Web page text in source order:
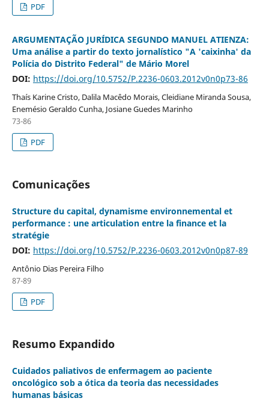
PDF
ARGUMENTAÇÃO JURÍDICA SEGUNDO MANUEL ATIENZA:
Uma análise a partir do texto jornalístico "A 'caixinha' da
Polícia do Distrito Federal" de Mário Morel
DOI: https://doi.org/10.5752/P.2236-0603.2012v0n0p73-86
Thaís Karine Cristo, Dalila Macêdo Morais, Cleidiane Miranda Sousa,
Enemésio Geraldo Cunha, Josiane Guedes Marinho
73-86
PDF
Comunicações
Structure du capital, dynamisme environnemental et
performance : une articulation entre la finance et la
stratégie
DOI: https://doi.org/10.5752/P.2236-0603.2012v0n0p87-89
Antônio Dias Pereira Filho
87-89
PDF
Resumo Expandido
Cuidados paliativos de enfermagem ao paciente
oncológico sob a ótica da teoria das necessidades
humanas básicas